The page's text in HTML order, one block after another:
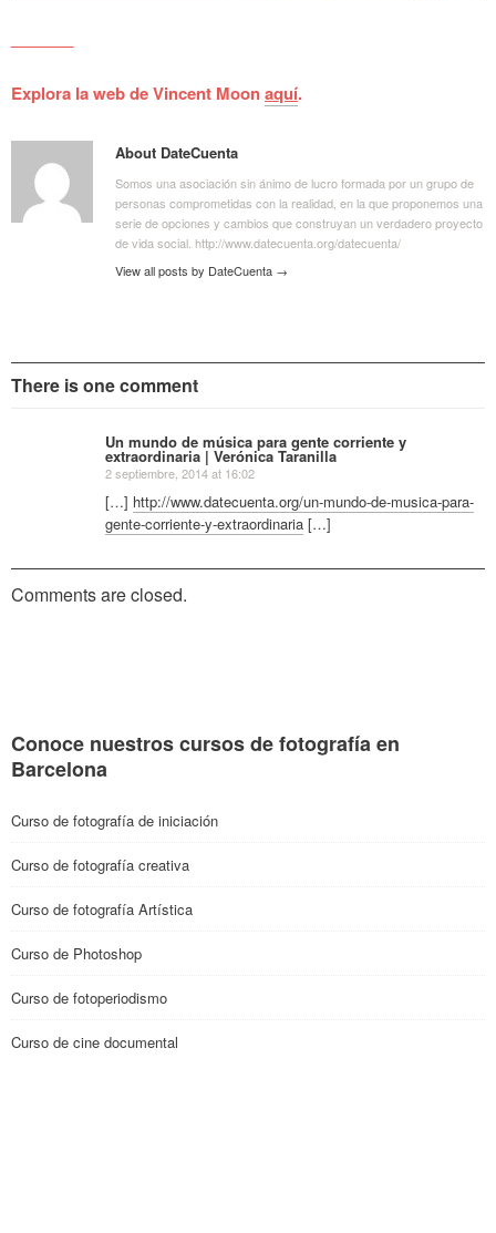
Explora la web de Vincent Moonaquí.
About DateCuenta
Somos una asociación sin ánimo de lucro formada por un grupo de
personas comprometidas con la realidad, en la que proponemos una
serie de opciones y cambios que construyan un verdadero proyecto
de vida social. http://www.datecuenta.org/datecuenta/
View all posts by DateCuenta →
There is one comment
Un mundo de música para gente corriente y
extraordinaria | Verónica Taranilla
2 septiembre, 2014 at 16:02
[…] http://www.datecuenta.org/un-mundo-de-musica-para-
gente-corriente-y-extraordinaria […]
Comments are closed.
Conoce nuestros cursos de fotografía en
Barcelona
Curso de fotografía de iniciación
Curso de fotografía creativa
Curso de fotografía Artística
Curso de Photoshop
Curso de fotoperiodismo
Curso de cine documental